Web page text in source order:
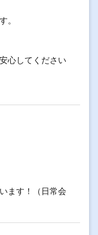
。
心してください
ます！（日常会